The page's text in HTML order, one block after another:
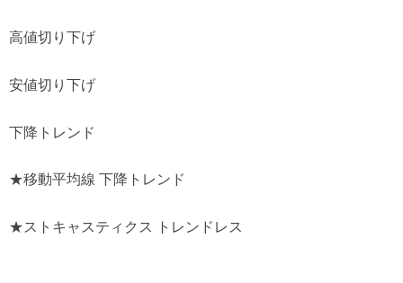
高値切り下げ
安値切り下げ
下降トレンド
★移動平均線 下降トレンド
★ストキャスティクス トレンドレス